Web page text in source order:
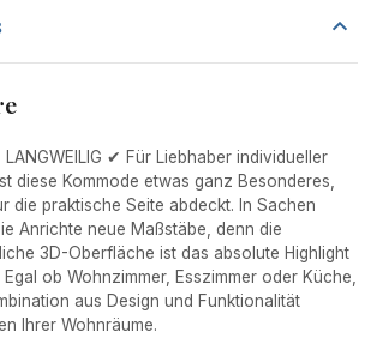
LANGWEILIG ✔ Für Liebhaber individueller
diese Kommode etwas ganz Besonderes,
die praktische Seite abdeckt. In Sachen
Anrichte neue Maßstäbe, denn die
3D-Oberfläche ist das absolute Highlight
ob Wohnzimmer, Esszimmer oder Küche,
aus Design und Funktionalität
Ihrer Wohnräume.